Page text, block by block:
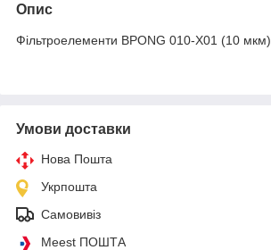
Опис
Фільтроелементи BPONG 010-X01 (10 мкм)
Умови доставки
Нова Пошта
Укрпошта
Самовивіз
Meest ПОШТА